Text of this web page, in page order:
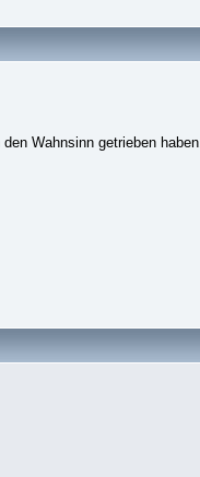
Wahnsinn getrieben haben.